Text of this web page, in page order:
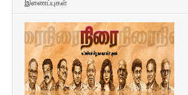
இணைப்புகள்